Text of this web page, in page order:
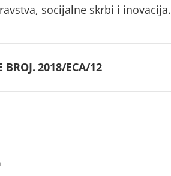
socijalne skrbi i inovacija.
BROJ. 2018/ECA/12